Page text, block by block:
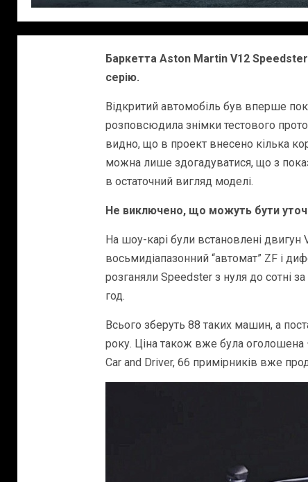
Баркетта Aston Martin V12
серію.
Відкритий автомобіль був вперше
розповсюдила знімки тестового
видно, що в проект внесено кілька
можна лише здогадуватися, що з
в остаточний вигляд моделі.
Не виключено, що можуть бути
На шоу-карі були встановлені двигун
восьмидіапазонний “автомат” ZF і
розганяли Speedster з нуля до сотні
год.
Всього зберуть 88 таких машин, а
року. Ціна також вже була оголошена
Car and Driver, 66 примірників вже